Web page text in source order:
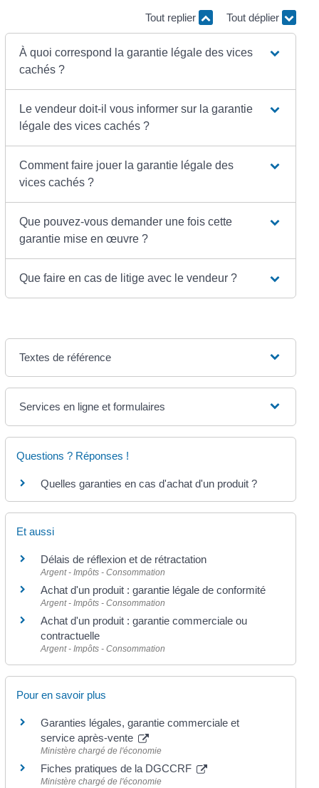
Tout replier Tout déplier
À quoi correspond la garantie légale des vices
cachés ?
Le vendeur doit-il vous informer sur la garantie
légale des vices cachés ?
Comment faire jouer la garantie légale des
vices cachés ?
Que pouvez-vous demander une fois cette
garantie mise en œuvre ?
Que faire en cas de litige avec le vendeur ?
Textes de référence
Services en ligne et formulaires
Questions ? Réponses !
Quelles garanties en cas d'achat d'un produit ?
Et aussi
Délais de réflexion et de rétractation
Argent - Impôts - Consommation
Achat d'un produit : garantie légale de conformité
Argent - Impôts - Consommation
Achat d'un produit : garantie commerciale ou
contractuelle
Argent - Impôts - Consommation
Pour en savoir plus
Garanties légales, garantie commerciale et
service après-vente
Ministère chargé de l'économie
Fiches pratiques de la DGCCRF
Ministère chargé de l'économie